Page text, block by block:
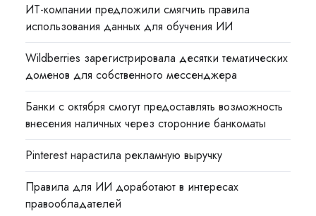
ИТ-компании предложили смягчить правила
использования данных для обучения ИИ
Wildberries зарегистрировала десятки тематических
доменов для собственного мессенджера
Банки с октября смогут предоставлять возможность
внесения наличных через сторонние банкоматы
Pinterest нарастила рекламную выручку
Правила для ИИ доработают в интересах
правообладателей